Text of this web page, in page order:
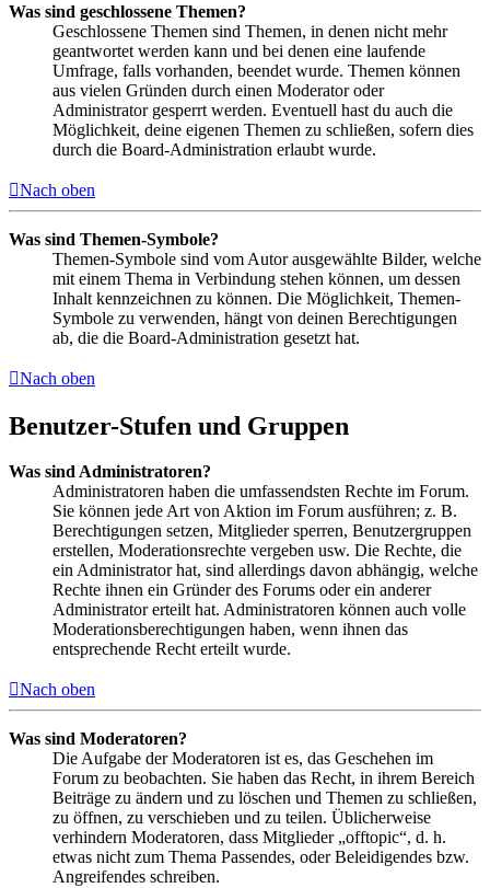
Was sind geschlossene Themen?
Geschlossene Themen sind Themen, in denen nicht mehr
geantwortet werden kann und bei denen eine laufende
Umfrage, falls vorhanden, beendet wurde. Themen können
aus vielen Gründen durch einen Moderator oder
Administrator gesperrt werden. Eventuell hast du auch die
Möglichkeit, deine eigenen Themen zu schließen, sofern dies
durch die Board-Administration erlaubt wurde.
Nach oben
Was sind Themen-Symbole?
Themen-Symbole sind vom Autor ausgewählte Bilder, welche
mit einem Thema in Verbindung stehen können, um dessen
Inhalt kennzeichnen zu können. Die Möglichkeit, Themen-
Symbole zu verwenden, hängt von deinen Berechtigungen
ab, die die Board-Administration gesetzt hat.
Nach oben
Benutzer-Stufen und Gruppen
Was sind Administratoren?
Administratoren haben die umfassendsten Rechte im Forum.
Sie können jede Art von Aktion im Forum ausführen; z. B.
Berechtigungen setzen, Mitglieder sperren, Benutzergruppen
erstellen, Moderationsrechte vergeben usw. Die Rechte, die
ein Administrator hat, sind allerdings davon abhängig, welche
Rechte ihnen ein Gründer des Forums oder ein anderer
Administrator erteilt hat. Administratoren können auch volle
Moderationsberechtigungen haben, wenn ihnen das
entsprechende Recht erteilt wurde.
Nach oben
Was sind Moderatoren?
Die Aufgabe der Moderatoren ist es, das Geschehen im
Forum zu beobachten. Sie haben das Recht, in ihrem Bereich
Beiträge zu ändern und zu löschen und Themen zu schließen,
zu öffnen, zu verschieben und zu teilen. Üblicherweise
verhindern Moderatoren, dass Mitglieder „offtopic“, d. h.
etwas nicht zum Thema Passendes, oder Beleidigendes bzw.
Angreifendes schreiben.